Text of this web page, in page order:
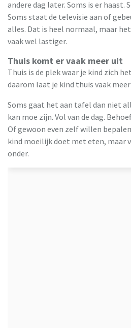
andere dag later. Soms is er haast.
Soms staat de televisie aan of
alles. Dat is heel normaal, maar
vaak wel lastiger.
Thuis komt er vaak meer uit
Thuis is de plek waar je kind zich
daarom laat je kind thuis vaak
Soms gaat het aan tafel dan niet
kan moe zijn. Vol van de dag.
Of gewoon even zelf willen
kind moeilijk doet met eten, maar
onder.